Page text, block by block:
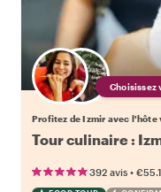
Profitez de Izmir avec l'hôte
Tour culinaire :
392 avis •